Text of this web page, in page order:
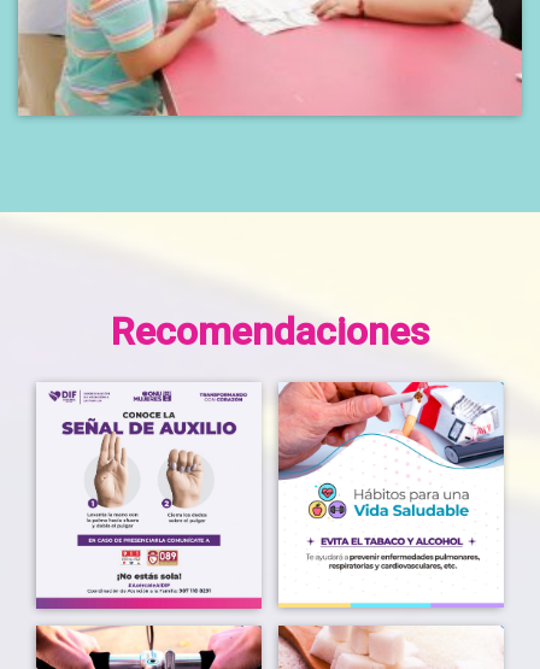
Recomendaciones